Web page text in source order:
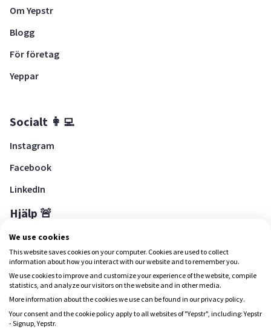
Om Yepstr
Blogg
För företag
Yeppar
Socialt 👩‍💻
Instagram
Facebook
LinkedIn
Hjälp 🚨
Hjälpcenter
Ladda ned Yepstr
Ladda ned Yepstr
We use cookies
This website saves cookies on your computer. Cookies are used to collect
information about how you interact with our website and to remember you.
We use cookies to improve and customize your experience of the website, compile
statistics, and analyze our visitors on the website and in other media.
More information about the cookies we use can be found in our privacy policy.
Your consent and the cookie policy apply to all websites of "Yepstr", including: Yepstr
- Signup, Yepstr.